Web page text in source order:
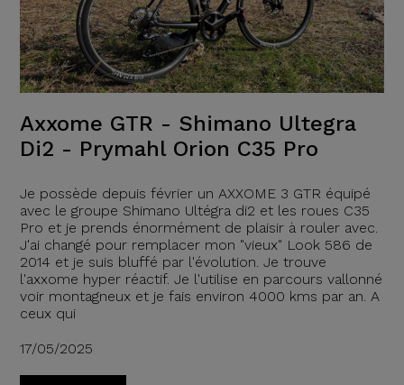
Axxome GTR - Shimano Ultegra
Di2 - Prymahl Orion C35 Pro
Je possède depuis février un AXXOME 3 GTR équipé
avec le groupe Shimano Ultégra di2 et les roues C35
Pro et je prends énormément de plaisir à rouler avec.
J'ai changé pour remplacer mon "vieux" Look 586 de
2014 et je suis bluffé par l'évolution. Je trouve
l'axxome hyper réactif. Je l'utilise en parcours vallonné
voir montagneux et je fais environ 4000 kms par an. A
ceux qui
17/05/2025